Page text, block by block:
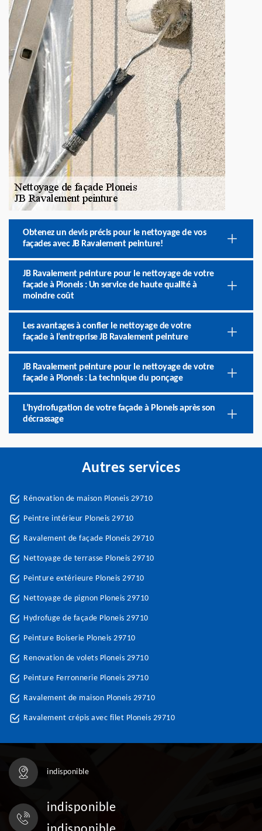
Obtenez un devis précis pour le nettoyage de vos
façades avec JB Ravalement peinture!
JB Ravalement peinture pour le nettoyage de votre
façade à Ploneis : Un service de haute qualité à
moindre coût
Les avantages à confier le nettoyage de votre
façade à l’entreprise JB Ravalement peinture
JB Ravalement peinture pour le nettoyage de votre
façade à Ploneis : La technique du ponçage
L’hydrofugation de votre façade à Ploneis après son
décrassage
Autres services
Rénovation de maison Ploneis 29710
Peintre intérieur Ploneis 29710
Ravalement de façade Ploneis 29710
Nettoyage de terrasse Ploneis 29710
Peinture extérieure Ploneis 29710
Nettoyage de pignon Ploneis 29710
Hydrofuge de façade Ploneis 29710
Peinture Boiserie Ploneis 29710
Renovation de volets Ploneis 29710
Peinture Ferronnerie Ploneis 29710
Ravalement de maison Ploneis 29710
Ravalement crépis avec filet Ploneis 29710
indisponible
indisponible